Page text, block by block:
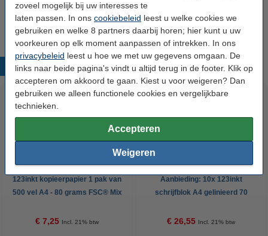
zoveel mogelijk bij uw interesses te
laten passen. In ons cookiebeleid leest u welke cookies we
gebruiken en welke 8 partners daarbij horen; hier kunt u uw
voorkeuren op elk moment aanpassen of intrekken. In ons
privacybeleid leest u hoe we met uw gegevens omgaan. De
links naar beide pagina's vindt u altijd terug in de footer. Klik op
accepteren om akkoord te gaan. Kiest u voor weigeren? Dan
gebruiken we alleen functionele cookies en vergelijkbare
technieken.
Accepteren
Weigeren
€ 0,95 Bestellen
Populaire producten
123inkt kopieerpapier 1 pak van
500 vel A4 - 80 grams FSC® Mix
€ 7,25 Incl. 21% btw
Aanbieding: 10x 123inkt
schrijfblok A4 gelinieerd 70
€ 26,55 Incl. 21% btw